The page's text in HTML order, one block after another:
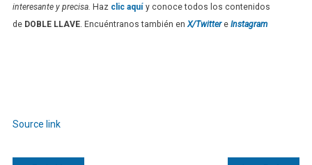
interesante y precisa. Haz clic aquí y conoce todos los contenidos
de DOBLE LLAVE. Encuéntranos también enX/Twittere Instagram
Source link